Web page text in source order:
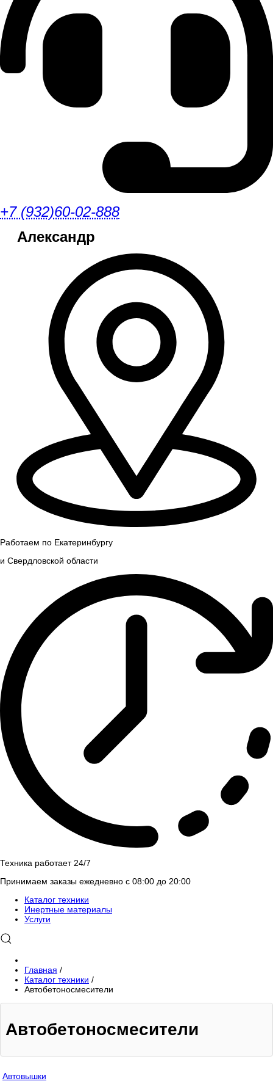
+7 (932)60-02-888
Александр
Работаем по Екатеринбургу
и Свердловской области
Техника работает 24/7
Принимаем заказы ежедневно с 08:00 до 20:00
Каталог техники
Инертные материалы
Услуги
Главная /
Каталог техники /
Автобетоносмесители
Автобетоносмесители
Автовышки